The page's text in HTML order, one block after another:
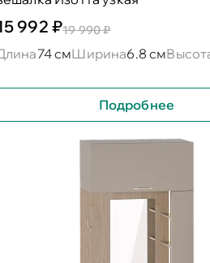
992 ₽19 990 ₽
74 смШирина6.8 см
Подробнее